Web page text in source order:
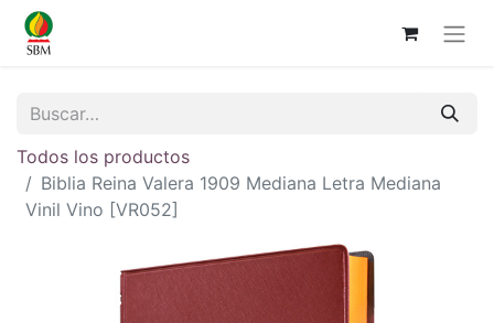
Todos los productos
Biblia Reina Valera 1909 Mediana Letra Mediana
Vinil Vino [VR052]